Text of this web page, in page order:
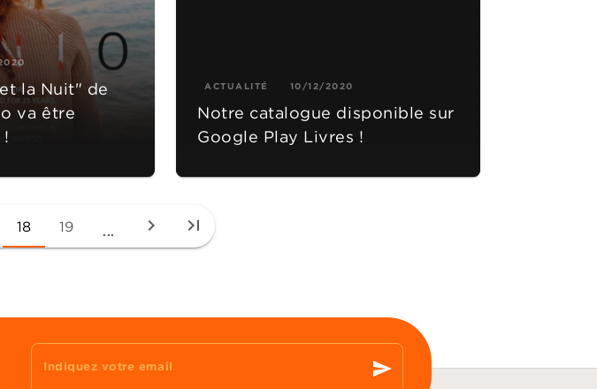
la Nuit" de
va être
ACTUALITÉ 10/12/2020
Notre catalogue disponible sur
Google Play Livres !
18 19 ... chevron_right last_page
Indiquez votre email send